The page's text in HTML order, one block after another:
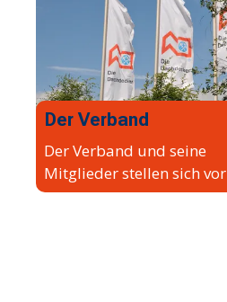
Der Verband
Der Verband und seine
Mitglieder stellen sich vor